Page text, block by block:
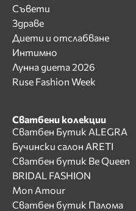
Съвети
Здраве
Диети и отслабване
Интимно
Лунна диета 2026
Ruse Fashion Week
Сватбени колекции
Сватбен Бутик ALEGRA
Бучински салон ARETI
Сватбен бутик Be Queen
BRIDAL FASHION
Mon Amour
Сватбен бутик Палома